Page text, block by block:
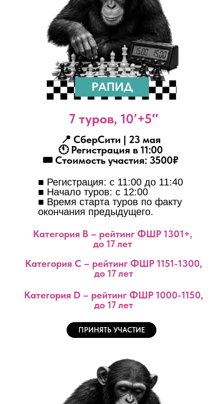
ПРИНЯТЬ УЧАСТИЕ
■ Регистрация: с 11:00 до 11:40
■ Начало туров: с 12:00
■ Время старта туров по факту
окончания предыдущего.
7 туров, 10’+5″
Категория B – рейтинг ФШР 1301+,
до 17 лет
Категория C – рейтинг ФШР 1151-1300,
до 17 лет
Категория D – рейтинг ФШР 1000-1150,
до 17 лет
📍 СберСити | 23 мая
🕚 Регистрация в 11:00
🎟 Стоимость участия: 3500₽